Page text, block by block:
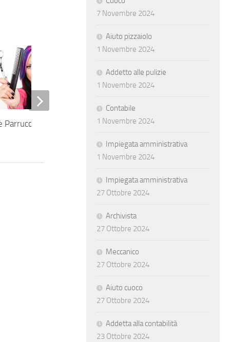
7 Novembre 2024
Aiuto pizzaiolo
1 Novembre 2024
Addetto alle pulizie
1 Novembre 2024
Contabile
1 Novembre 2024
Impiegata amministrativa
1 Novembre 2024
Impiegata amministrativa
27 Ottobre 2024
Archivista
27 Ottobre 2024
Meccanico
27 Ottobre 2024
Aiuto cuoco
27 Ottobre 2024
Addetta alla contabilità
23 Ottobre 2024